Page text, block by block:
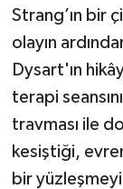
Strang’ın bir
olayın
Dysart'ın
terapi
travması ile
kesiştiği,
bir